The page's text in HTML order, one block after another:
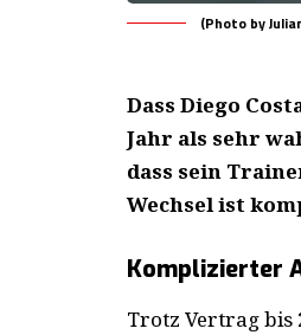
(Photo by
Dass Diego
Jahr als sehr
dass sein
Wechsel ist
Komplizierter
Trotz Vertrag bis